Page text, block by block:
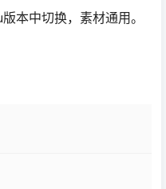
本中切换，素材通用。